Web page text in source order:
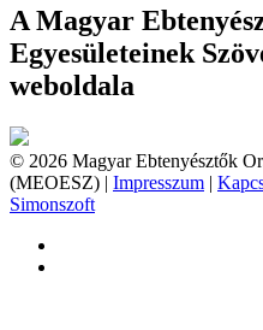
A Magyar
Egyesületeinek
weboldala
© 2026 Magyar Ebtenyésztők
(MEOESZ) | Impresszum |
Simonszoft